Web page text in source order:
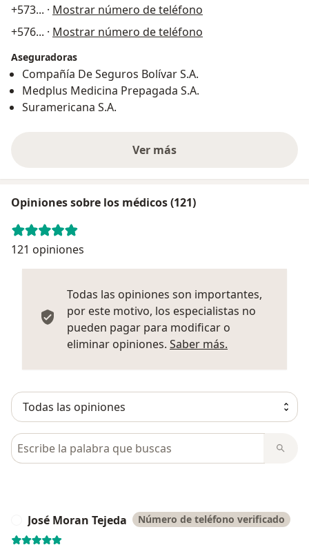
+573... · Mostrar número de teléfono
+576... · Mostrar número de teléfono
Aseguradoras
Compañía De Seguros Bolívar S.A.
Medplus Medicina Prepagada S.A.
Suramericana S.A.
Ver más
Opiniones sobre los médicos (121)
121 opiniones
Todas las opiniones son importantes,
por este motivo, los especialistas no
pueden pagar para modificar o
eliminar opiniones. Saber más.
Busca en opiniones
José Moran Tejeda Número de teléfono verificado